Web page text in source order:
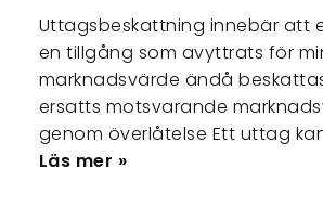
Uttagsbeskattning innebär att
en tillgång som avyttrats för
marknadsvärde ändå
ersatts motsvarande
genom överlåtelse Ett uttag
Läs mer »